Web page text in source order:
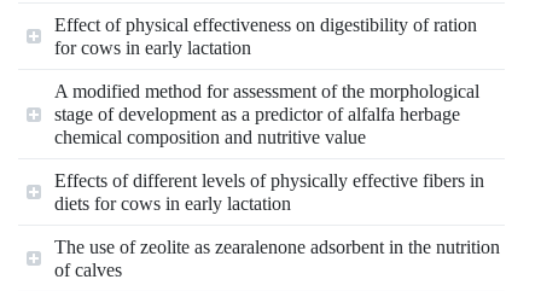
Effect of physical effectiveness on digestibility of ration
for cows in early lactation
A modified method for assessment of the morphological
stage of development as a predictor of alfalfa herbage
chemical composition and nutritive value
Effects of different levels of physically effective fibers in
diets for cows in early lactation
The use of zeolite as zearalenone adsorbent in the nutrition
of calves